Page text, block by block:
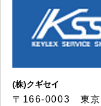
(株)クギセイ
〒166-0003 東京